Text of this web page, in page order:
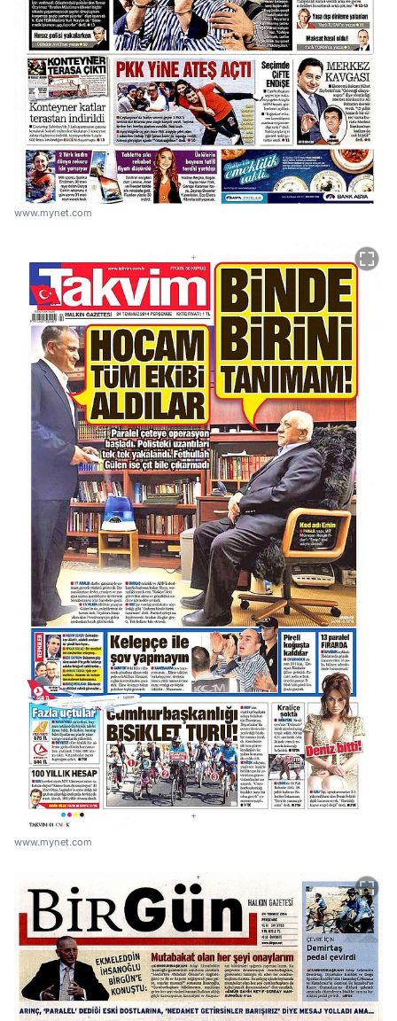
www.mynet.com
www.mynet.com